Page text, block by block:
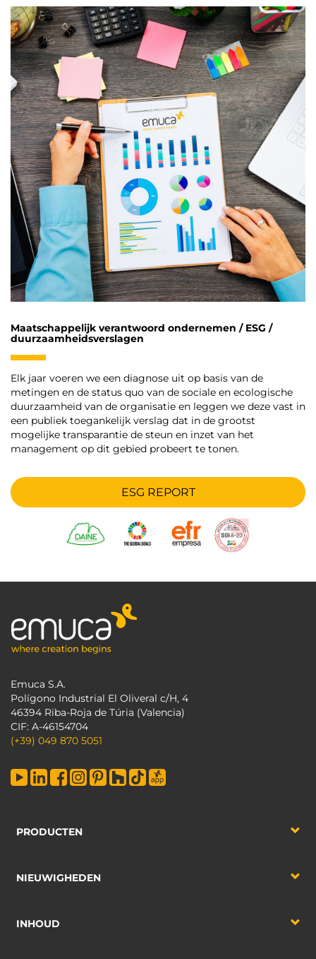
Maatschappelijk verantwoord ondernemen / ESG /
duurzaamheidsverslagen
Elk jaar voeren we een diagnose uit op basis van de
metingen en de status quo van de sociale en ecologische
duurzaamheid van de organisatie en leggen we deze vast in
een publiek toegankelijk verslag dat in de grootst
mogelijke transparantie de steun en inzet van het
management op dit gebied probeert te tonen.
ESG REPORT
Emuca S.A.
Polígono Industrial El Oliveral c/H, 4
46394 Riba-Roja de Túria (Valencia)
CIF: A-46154704
(+39) 049 870 5051
PRODUCTEN
NIEUWIGHEDEN
INHOUD